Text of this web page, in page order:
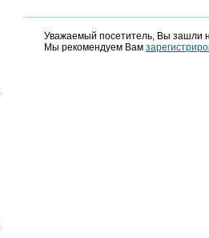
Уважаемый посетитель, Вы зашли
Мы рекомендуем Вам